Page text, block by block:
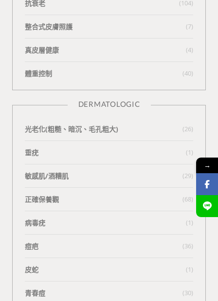
抗衰老 (104)
整合式皮膚照護 (7)
真皮層健康 (4)
體重控制 (40)
DERMATOLOGIC
光老化(粗糙、暗沉、毛孔粗大) (26)
垂疣 (1)
敏感肌/酒糟肌 (29)
正確保養觀 (68)
病毒疣 (1)
痘疤 (36)
皮蛇 (1)
青春痘 (30)
→